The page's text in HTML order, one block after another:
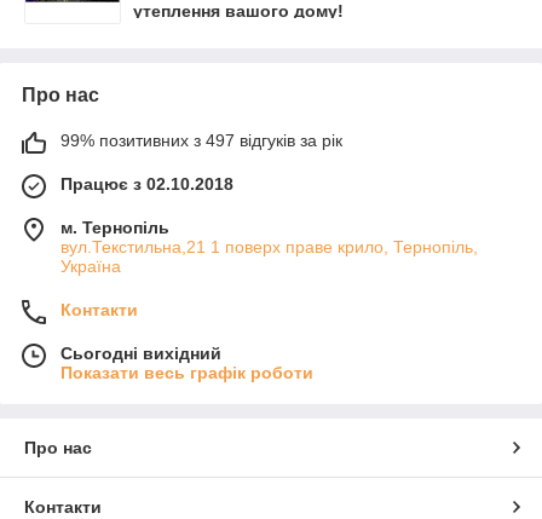
утеплення вашого дому!
Про нас
99% позитивних з 497 відгуків за рік
Працює з 02.10.2018
м. Тернопіль
вул.Текстильна,21 1 поверх праве крило, Тернопіль,
Україна
Контакти
Сьогодні вихідний
Показати весь графік роботи
Про нас
Контакти